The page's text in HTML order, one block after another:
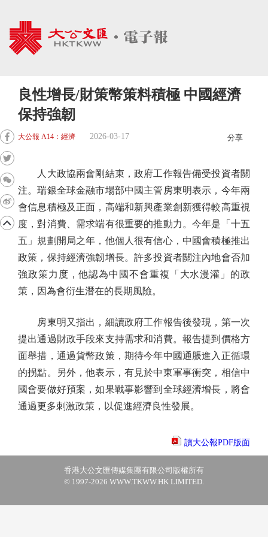
良性增長/財策幣策料積極 中國經濟
保持強韌
大公報 A14：經濟 2026-03-17 分享
人大政協兩會剛結束，政府工作報告備受投資者關
注。瑞銀全球金融市場部中國主管房東明表示，今年兩
會信息積極及正面，高端和新興產業創新獲得較高重視
度，對消費、需求端有很重要的推動力。今年是「十五
五」規劃開局之年，他個人很有信心，中國會積極推出
政策，保持經濟強韌增長。許多投資者關注內地會否加
強政策力度，他認為中國不會重複「大水漫灌」的政
策，因為會衍生潛在的長期風險。
房東明又指出，細讀政府工作報告後發現，第一次
提出通過財政手段來支持需求和消費。報告提到價格方
面舉措，通過貨幣政策，期待今年中國通脹進入正循環
的拐點。另外，他表示，有見於中東軍事衝突，相信中
國會要做好預案，如果戰事影響到全球經濟增長，將會
通過更多刺激政策，以促進經濟良性發展。
讀大公報PDF版面
香港大公文匯傳媒集團有限公司版權所有
© 1997-2026 WWW.TKWW.HK LIMITED.